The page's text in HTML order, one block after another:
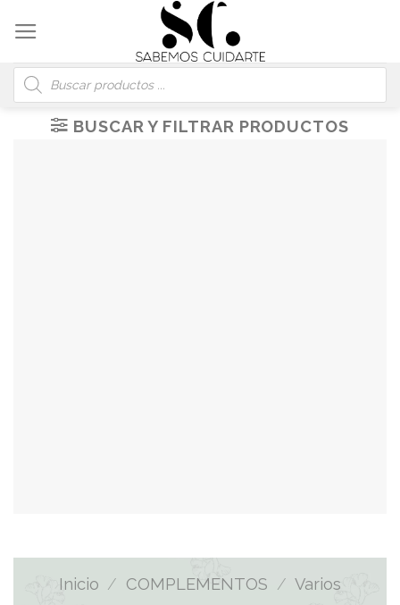
content
Búsqueda
de
productos
BUSCAR Y FILTRAR PRODUCTOS
Inicio / COMPLEMENTOS / Varios